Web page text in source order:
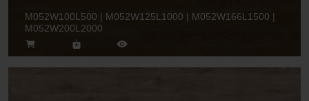
M052W100L500 | M052W125L1000 | M052W166L1500 |
M052W200L2000